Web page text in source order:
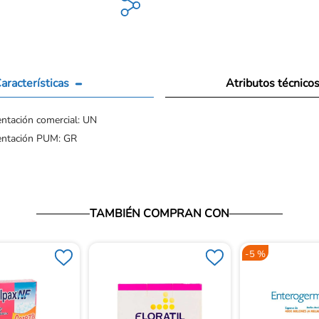
Atributos técnicos
comercial: UN
PUM: GR
TAMBIÉN COMPRAN CON
-5 %